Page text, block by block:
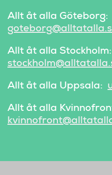
Allt åt alla Göteborg:
Allt åt alla Stockholm:
Allt åt alla Uppsala:
Allt åt alla